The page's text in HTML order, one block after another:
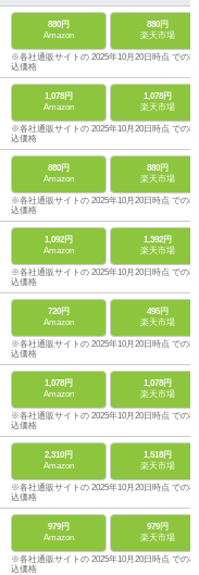
880円
Amazon
880円
楽天市場
※各社通販サイトの 2025年10月20日時点 での税
込価格
1,078円
Amazon
1,078円
楽天市場
※各社通販サイトの 2025年10月20日時点 での税
込価格
880円
Amazon
880円
楽天市場
※各社通販サイトの 2025年10月20日時点 での税
込価格
1,092円
Amazon
1,392円
楽天市場
※各社通販サイトの 2025年10月20日時点 での税
込価格
720円
Amazon
495円
楽天市場
※各社通販サイトの 2025年10月20日時点 での税
込価格
1,078円
Amazon
1,078円
楽天市場
※各社通販サイトの 2025年10月20日時点 での税
込価格
2,310円
Amazon
1,518円
楽天市場
※各社通販サイトの 2025年10月20日時点 での税
込価格
979円
Amazon
979円
楽天市場
※各社通販サイトの 2025年10月20日時点 での税
込価格